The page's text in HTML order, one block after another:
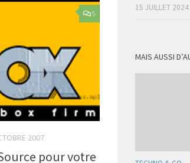
5
2007
pour votre
15 JUILLET 2024
MAIS AUSSI